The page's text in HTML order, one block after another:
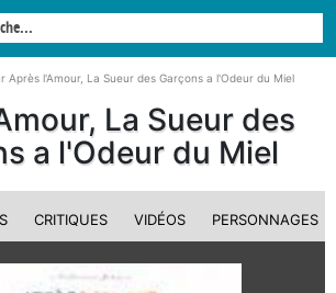
Après l'Amour, La Sueur des Garçons a l'Odeur du Miel
La Sueur des
a l'Odeur du Miel
CRITIQUES VIDÉOS PERSONNAGES